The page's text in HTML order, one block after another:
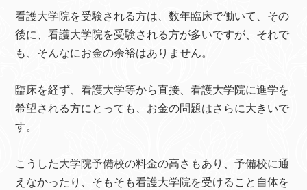
看護大学院を受験される方は、数年臨床で働いて、その
後に、看護大学院を受験される方が多いですが、それで
も、そんなにお金の余裕はありません。
臨床を経ず、看護大学等から直接、看護大学院に進学を
希望される方にとっても、お金の問題はさらに大きいで
す。
こうした大学院予備校の料金の高さもあり、予備校に通
えなかったり、そもそも看護大学院を受けること自体を